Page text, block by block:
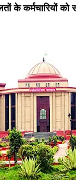
के कर्मचारियों को